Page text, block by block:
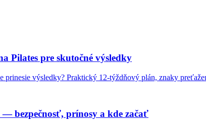
Pilates pre skutočné výsledky
prinesie výsledky? Praktický 12-týždňový plán, znaky
— bezpečnosť, prínosy a kde začať